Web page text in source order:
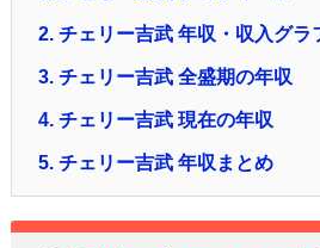
2. チェリー吉武 年収・収入グラ
3. チェリー吉武 全盛期の年収
4. チェリー吉武 現在の年収
5. チェリー吉武 年収まとめ